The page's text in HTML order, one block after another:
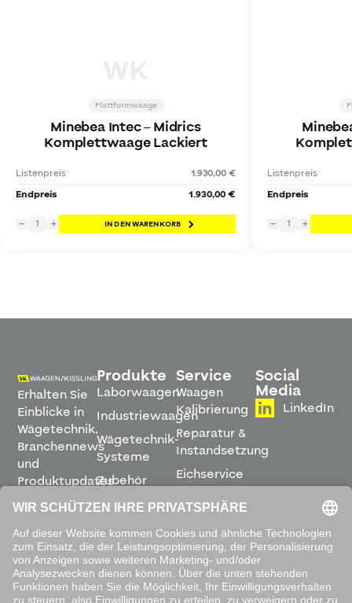
Plattformwaage
Minebea Intec–Midrics
Komplettwaage Lackiert
Listenpreis
1.930,00 €
Endpreis
1.930,00 €
− 1 + IN DEN WARENKORB
Listenpreis
Endpreis
− 1 +
Erhalten Sie
Einblicke in
Wägetechnik,
Branchennews
und
Produktupdates
direkt in
Ihren
Posteingang.
ABONNIEREN
Produkte
Laborwaagen
Industriewaagen
Wägetechnik-
Systeme
Zubehör
Software
Service
Waagen
Kalibrierung
Reparatur &
Instandsetzung
Eichservice
Montage &
Inbetriebnahme
Leihwaagen
&
Mietservice
Social
Media
LinkedIn